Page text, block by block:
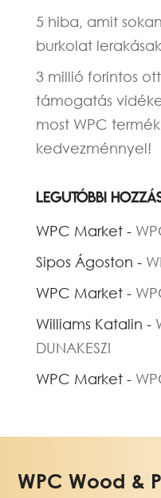
5 hiba, amit
burkolat
3 millió forintos
támogatás
most WPC
kedvezménnyel!
Legutóbbi
WPC Market-
Sipos Ágoston -
WPC Market-
Williams Katalin -
DUNAKESZI
WPC Market-
WPC Wood &